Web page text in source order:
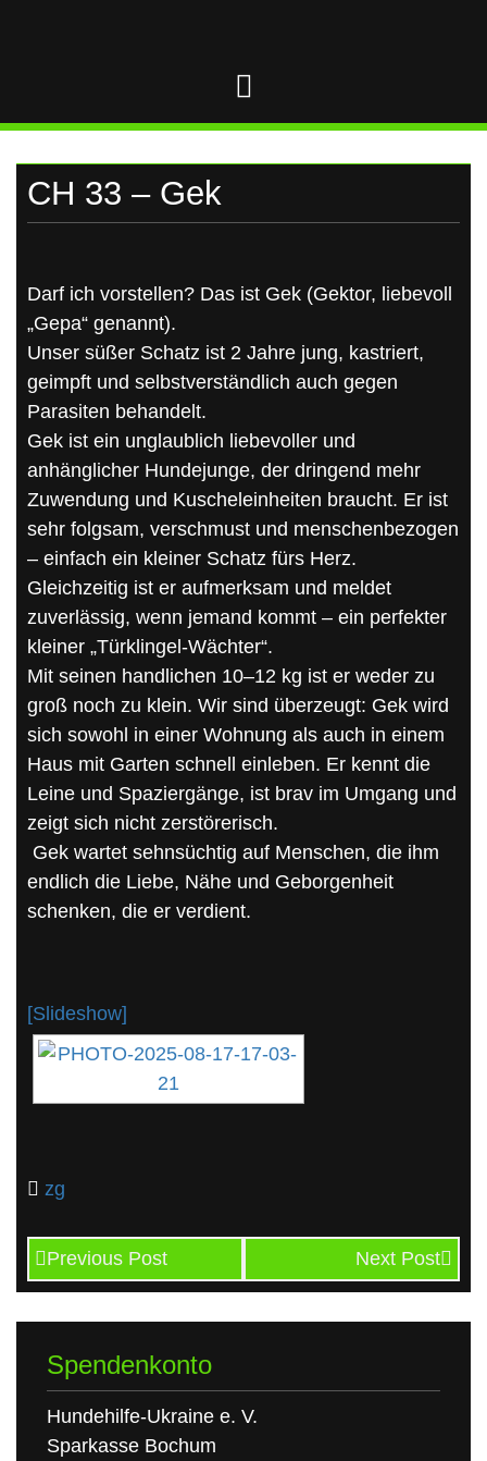
CH 33 – Gek
Darf ich vorstellen? Das ist Gek (Gektor, liebevoll
„Gepa“ genannt).
Unser süßer Schatz ist 2 Jahre jung, kastriert,
geimpft und selbstverständlich auch gegen
Parasiten behandelt.
Gek ist ein unglaublich liebevoller und
anhänglicher Hundejunge, der dringend mehr
Zuwendung und Kuscheleinheiten braucht. Er ist
sehr folgsam, verschmust und menschenbezogen
– einfach ein kleiner Schatz fürs Herz.
Gleichzeitig ist er aufmerksam und meldet
zuverlässig, wenn jemand kommt – ein perfekter
kleiner „Türklingel-Wächter“.
Mit seinen handlichen 10–12 kg ist er weder zu
groß noch zu klein. Wir sind überzeugt: Gek wird
sich sowohl in einer Wohnung als auch in einem
Haus mit Garten schnell einleben. Er kennt die
Leine und Spaziergänge, ist brav im Umgang und
zeigt sich nicht zerstörerisch.
Gek wartet sehnsüchtig auf Menschen, die ihm
endlich die Liebe, Nähe und Geborgenheit
schenken, die er verdient.
[Slideshow]
zg
Previous Post Next Post
Spendenkonto
Hundehilfe-Ukraine e. V.
Sparkasse Bochum